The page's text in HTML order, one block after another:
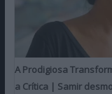
A Prodigiosa
a Crítica | Samir